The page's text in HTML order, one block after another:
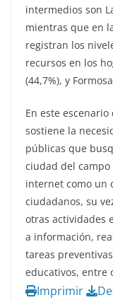
intermedios son
mientras que en
registran los
recursos en los
(44,7%), y
En este
sostiene la
públicas que
ciudad del
internet como un
ciudadanos, su
otras actividades
a información,
tareas
educativos, entre
Imprimir